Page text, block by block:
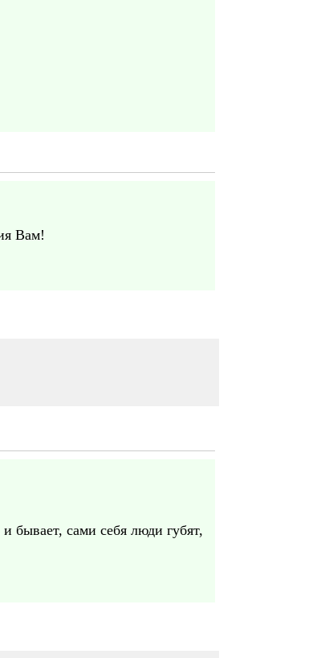
Вам!
бывает, сами себя люди губят,